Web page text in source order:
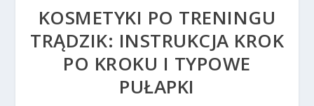
KOSMETYKI PO TRENINGU
TRĄDZIK: INSTRUKCJA KROK
PO KROKU I TYPOWE
PUŁAPKI